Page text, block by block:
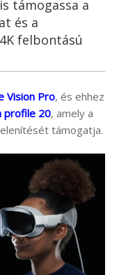
támogassa a
és a
felbontású
Vision Pro, és ehhez
profile 20, amely a
támogatja.